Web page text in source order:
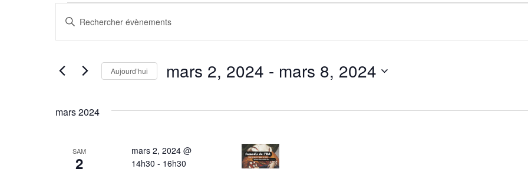
Évènements
Recherche
et
navigation
de
vues
Saisir
Rechercher
Évènements
mot-
Aujourd’hui mars 2, 2024 - mars 8, 2024
mars 2024
SAM
2
mars 2, 2024 @
14h30 - 16h30